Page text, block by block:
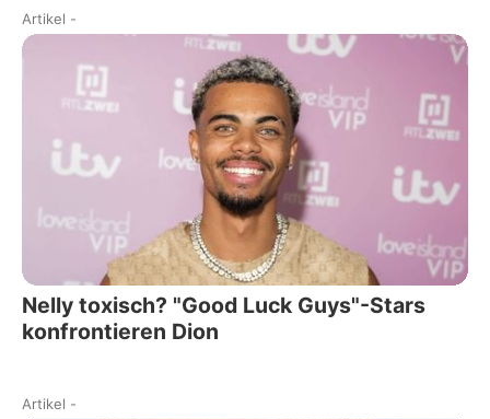
Artikel -
Nelly toxisch? "Good Luck Guys"-Stars
konfrontieren Dion
Artikel -